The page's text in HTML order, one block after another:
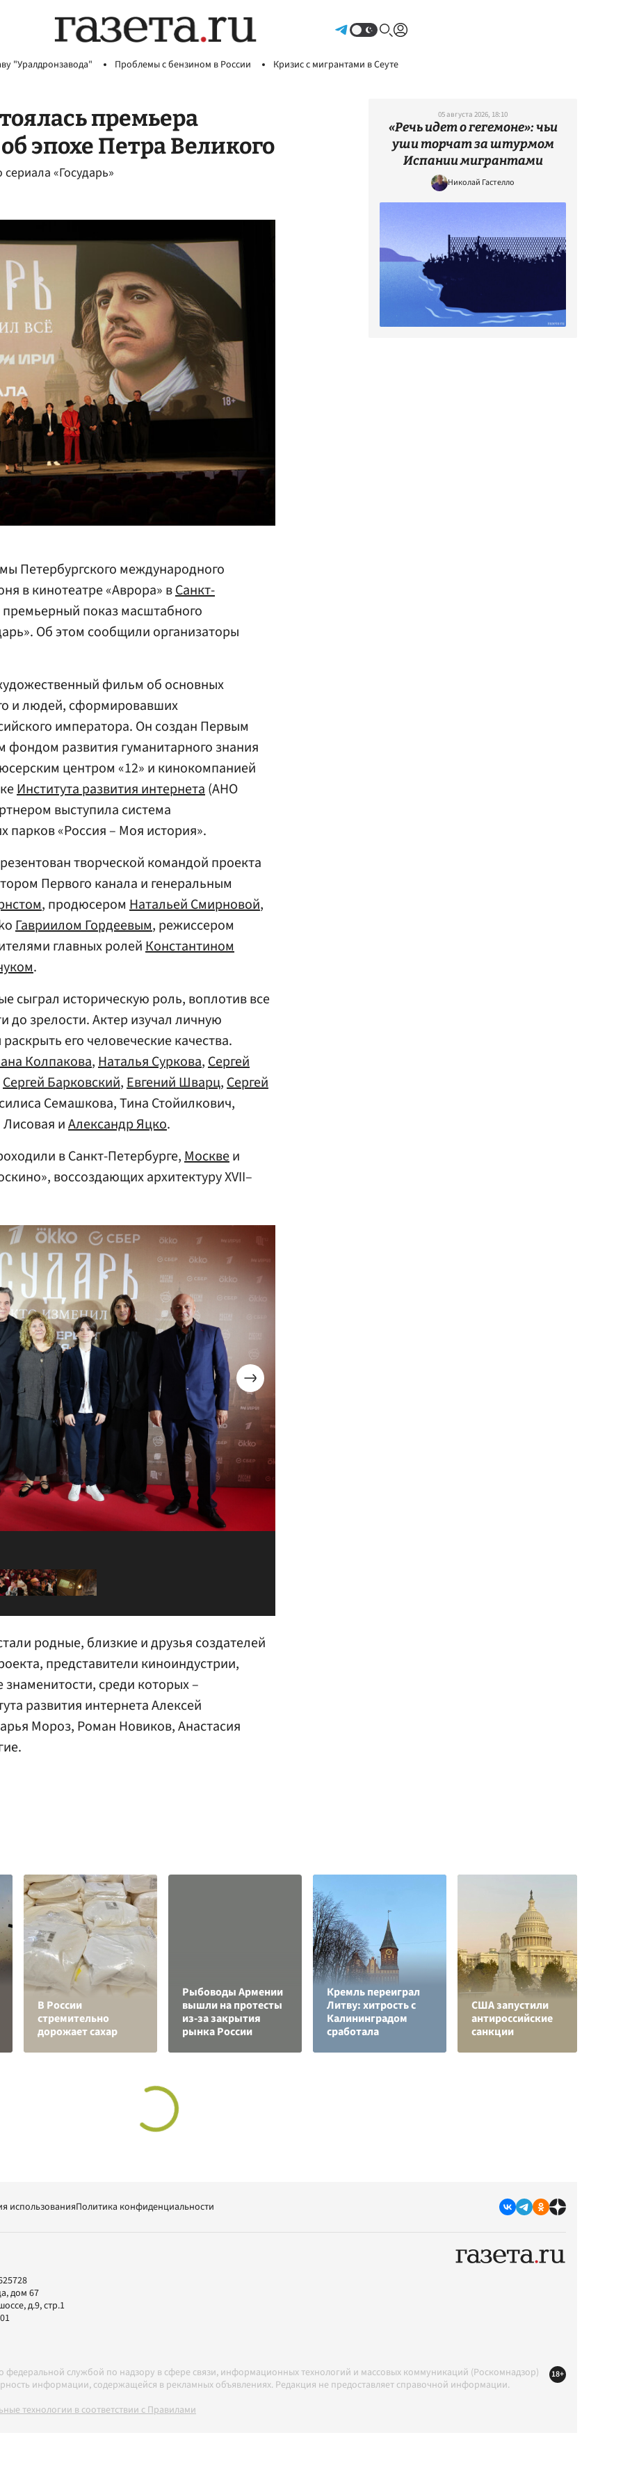
"Уралдронзавода" Проблемы с бензином в России Кризис с мигрантами в Сеуте
премьера
эпохе Петра Великого
«Государь»
Петербургского международного
в кинотеатре «Аврора» вСанкт-
показ масштабного
Об этом сообщили организаторы
фильм об основных
и людей, сформировавших
императора. Он создан Первым
развития гуманитарного знания
центром «12» и кинокомпанией
Института развития интернета(АНО
выступила система
парков «Россия – Моя история».
творческой командой проекта
Первого канала и генеральным
, продюсером Натальей Смирновой,
Гавриилом Гордеевым, режиссером
главных ролейКонстантином
.
сыграл историческую роль, воплотив все
до зрелости. Актер изучал личную
его человеческие качества.
Колпакова,Наталья Суркова,Сергей
Сергей Барковский,Евгений Шварц,Сергей
Семашкова, Тина Стойилкович,
иАлександр Яцко.
в Санкт-Петербурге,Москвеи
воссоздающих архитектуру XVII–
родные, близкие и друзья создателей
представители киноиндустрии,
среди которых –
развития интернета Алексей
Мороз, Роман Новиков, Анастасия
05 августа 2026, 18:10
«Речь идет о гегемоне»: чьи
уши торчат за штурмом
Испании мигрантами
Николай Гастелло
В России
стремительно
дорожает сахар
Рыбоводы Армении
вышли на протесты
из-за закрытия
рынка России
Кремль переиграл
Литву: хитрость с
Калининградом
сработала
США запустили
антироссийские
санкции
использованияПолитика конфиденциальности
дом 67
д.9, стр.1
службой по надзору в сфере связи, информационных технологий и массовых коммуникаций (Роскомнадзор)
информации, содержащейся в рекламных объявлениях. Редакция не предоставляет справочной информации.
технологии в соответствии с Правилами
18+